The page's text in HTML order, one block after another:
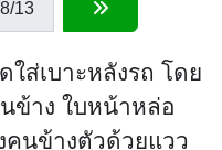
8/13
ส่เบาะหลังรถ โดย
ข้าง ใบหน้าหล่อ
คนข้างตัวด้วยแวว